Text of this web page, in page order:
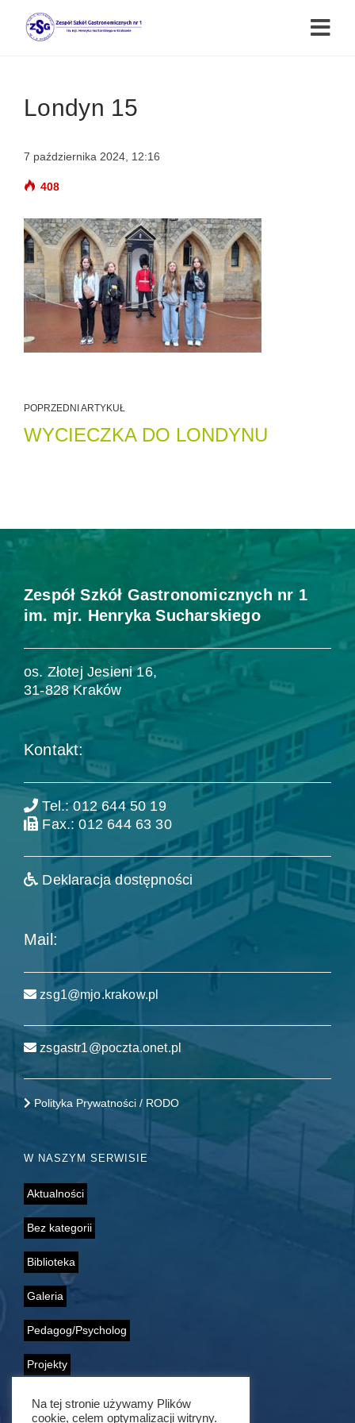
Londyn 15
7 października 2024, 12:16
408
POPRZEDNI ARTYKUŁ
WYCIECZKA DO LONDYNU
Zespół Szkół Gastronomicznych nr 1
im. mjr. Henryka Sucharskiego
os. Złotej Jesieni 16,
31-828 Kraków
Kontakt:
Tel.: 012 644 50 19
Fax.: 012 644 63 30
Deklaracja dostępności
Mail:
zsg1@mjo.krakow.pl
zsgastr1@poczta.onet.pl
Polityka Prywatności / RODO
W NASZYM SERWISIE
Aktualności
Bez kategorii
Biblioteka
Galeria
Pedagog/Psycholog
Projekty
Samorząd Uczniowski
Na tej stronie używamy Plików
cookie, celem optymalizacji witryny.